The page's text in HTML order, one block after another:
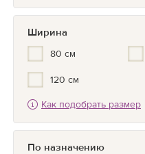
Ширина
80 см
120 см
Как подобрать размер
По назначению